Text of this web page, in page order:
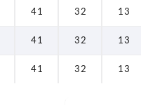
41 32 13
41 32 13
41 32 13